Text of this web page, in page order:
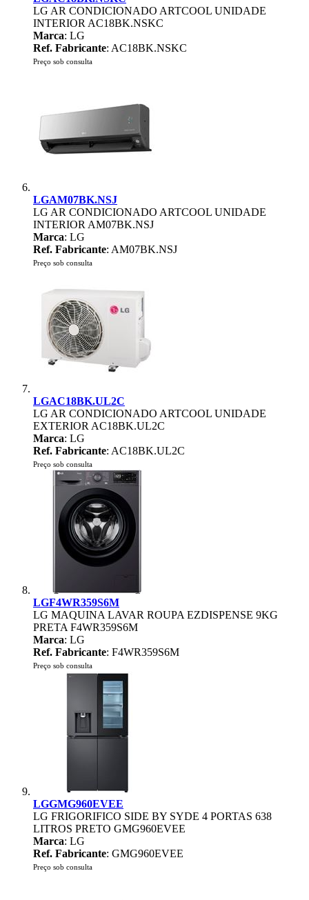
LG AR CONDICIONADO ARTCOOL UNIDADE
INTERIOR AC18BK.NSKC
Marca: LG
Ref. Fabricante: AC18BK.NSKC
Preço sob consulta
LGAM07BK.NSJ
LG AR CONDICIONADO ARTCOOL UNIDADE
INTERIOR AM07BK.NSJ
Marca: LG
Ref. Fabricante: AM07BK.NSJ
Preço sob consulta
LGAC18BK.UL2C
LG AR CONDICIONADO ARTCOOL UNIDADE
EXTERIOR AC18BK.UL2C
Marca: LG
Ref. Fabricante: AC18BK.UL2C
Preço sob consulta
LGF4WR359S6M
LG MAQUINA LAVAR ROUPA EZDISPENSE 9KG
PRETA F4WR359S6M
Marca: LG
Ref. Fabricante: F4WR359S6M
Preço sob consulta
LGGMG960EVEE
LG FRIGORIFICO SIDE BY SYDE 4 PORTAS 638
LITROS PRETO GMG960EVEE
Marca: LG
Ref. Fabricante: GMG960EVEE
Preço sob consulta